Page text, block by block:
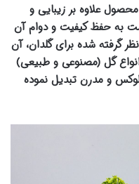
علاوه بر زیبایی و
به حفظ کیفیت و دوام آن
گرفته شده برای گلدان، آن
گل (مصنوعی و طبیعی)
و مدرن تبدیل نموده